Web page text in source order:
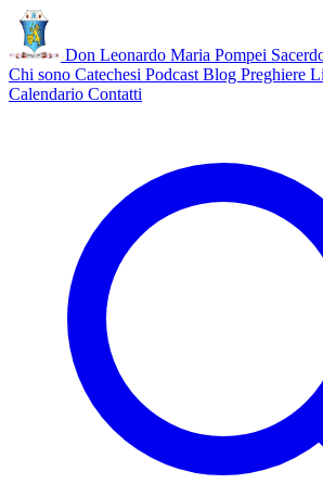
Don Leonardo Maria Pompei
Chi sono Catechesi Podcast Blog Preghiere
Calendario Contatti